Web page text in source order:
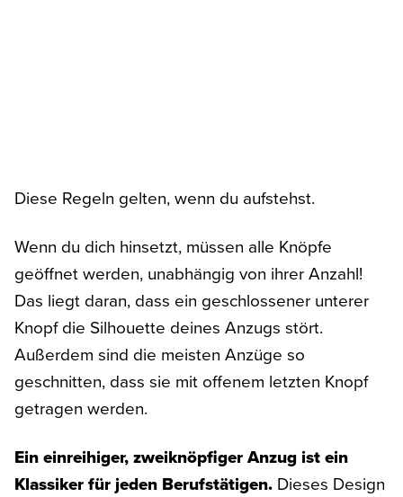
Diese Regeln gelten, wenn du aufstehst.
Wenn du dich hinsetzt, müssen alle Knöpfe
geöffnet werden, unabhängig von ihrer Anzahl!
Das liegt daran, dass ein geschlossener unterer
Knopf die Silhouette deines Anzugs stört.
Außerdem sind die meisten Anzüge so
geschnitten, dass sie mit offenem letzten Knopf
getragen werden.
Ein einreihiger, zweiknöpfiger Anzug ist ein
Klassiker für jeden Berufstätigen. Dieses Design